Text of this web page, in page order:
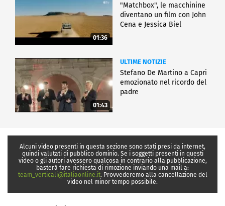
01:36
"Matchbox", le macchinine
diventano un film con John
Cena e Jessica Biel
01:43
ULTIME NOTIZIE
Stefano De Martino a Capri
emozionato nel ricordo del
padre
Alcuni video presenti in questa sezione sono stati presi da internet,
quindi valutati di pubblico dominio. Se i soggetti presenti in questi
video o gli autori avessero qualcosa in contrario alla pubblicazione,
basterà fare richiesta di rimozione inviando una mail a:
team_verticali@italiaonline.it. Provvederemo alla cancellazione del
video nel minor tempo possibile.